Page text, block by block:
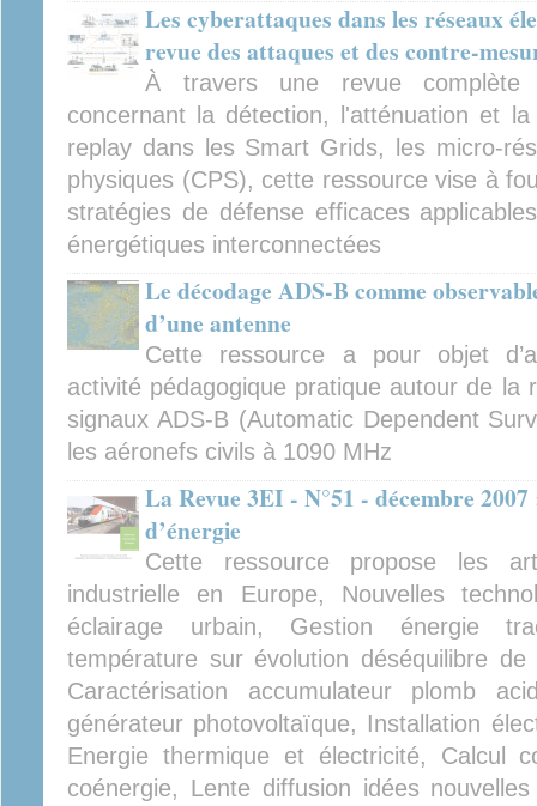
Les cyberattaques dans les réseaux
revue des attaques et des contre-
À travers une revue
concernant la détection, l'atténuation et
replay dans les Smart Grids, les micro-
physiques (CPS), cette ressource vise à
stratégies de défense efficaces
énergétiques interconnectées
Le décodage ADS-B comme
d’une antenne
Cette ressource a pour objet
activité pédagogique pratique autour de la
signaux ADS-B (Automatic Dependent
les aéronefs civils à 1090 MHz
La Revue 3EI - N°51 - décembre 2007
d’énergie
Cette ressource propose les
industrielle en Europe, Nouvelles
éclairage urbain, Gestion énergie
température sur évolution déséquilibre de
Caractérisation accumulateur plomb
générateur photovoltaïque, Installation
Energie thermique et électricité, Calcul
coénergie, Lente diffusion idées